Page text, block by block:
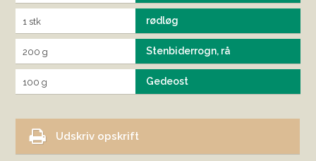
1 stk rødløg
200 g Stenbiderrogn, rå
100 g Gedeost
Udskriv opskrift